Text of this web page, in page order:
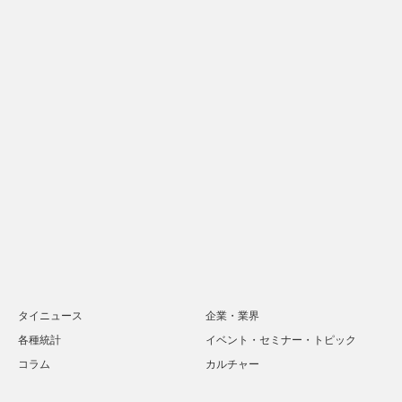
タイニュース
企業・業界
各種統計
イベント・セミナー・トピック
コラム
カルチャー